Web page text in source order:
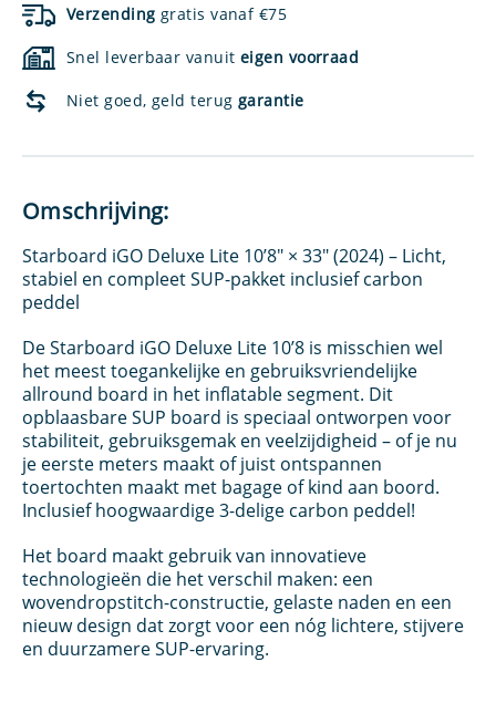
+
peddel
(2024)
aantal
Verzending gratis vanaf €75
Snel leverbaar vanuit eigen voorraad
Niet goed, geld terug garantie
Omschrijving:
Starboard iGO Deluxe Lite 10’8″ × 33″ (2024) – Licht,
stabiel en compleet SUP-pakket inclusief carbon
peddel
De Starboard iGO Deluxe Lite 10’8 is misschien wel
het meest toegankelijke en gebruiksvriendelijke
allround board in het inflatable segment. Dit
opblaasbare SUP board is speciaal ontworpen voor
stabiliteit, gebruiksgemak en veelzijdigheid – of je nu
je eerste meters maakt of juist ontspannen
toertochten maakt met bagage of kind aan boord.
Inclusief hoogwaardige 3-delige carbon peddel!
Het board maakt gebruik van innovatieve
technologieën die het verschil maken: een
wovendropstitch-constructie, gelaste naden en een
nieuw design dat zorgt voor een nóg lichtere, stijvere
en duurzamere SUP-ervaring.